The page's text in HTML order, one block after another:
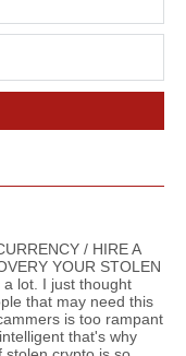
/ HIRE A
YOUR STOLEN
lot. I just thought
that may need this
is too rampant
that's why